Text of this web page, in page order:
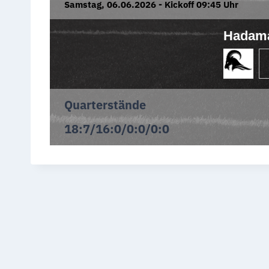
Samstag, 06.06.2026 - Kickoff 09:45 Uhr
Quarterstände
18:7/16:0/0:0/0:0